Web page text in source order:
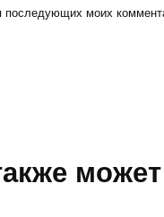
последующих моих